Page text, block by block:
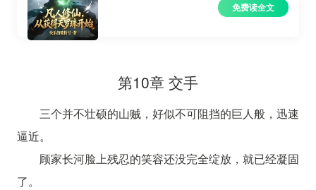
免费读全文
第10章 交手
三个并不壮硕的山贼，好似不可阻挡的巨人般，迅速
逼近。
顾家长河脸上残忍的笑容还没完全绽放，就已经凝固
了。